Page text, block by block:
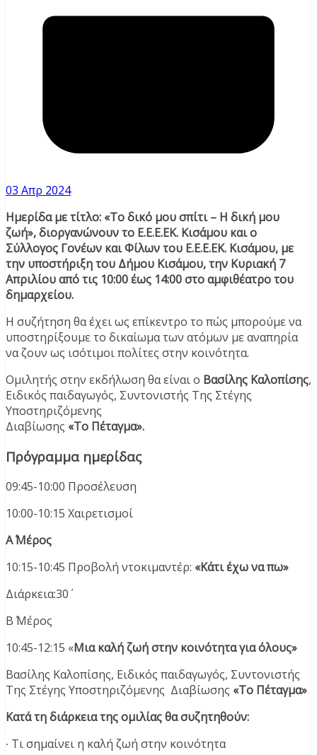
03 Απρ 2024
Ημερίδα με τίτλο: «Το δικό μου σπίτι – Η δική μου
ζωή», διοργανώνουν το Ε.Ε.Ε.ΕΚ. Κισάμου και ο
Σύλλογος Γονέων και Φίλων του Ε.Ε.Ε.ΕΚ. Κισάμου, με
την υποστήριξη του Δήμου Κισάμου, την Κυριακή 7
Απριλίου από τις 10:00 έως 14:00 στο αμφιθέατρο του
δημαρχείου.
Η συζήτηση θα έχει ως επίκεντρο το πώς μπορούμε να
υποστηρίξουμε το δικαίωμα των ατόμων με αναπηρία
να ζουν ως ισότιμοι πολίτες στην κοινότητα.
Ομιλητής στην εκδήλωση θα είναι ο Βασίλης Καλοπίσης,
Ειδικός παιδαγωγός, Συντονιστής Της Στέγης
Υποστηριζόμενης
Διαβίωσης «Το Πέταγμα».
Πρόγραμμα ημερίδας
09:45-10:00 Προσέλευση
10:00-10:15 Χαιρετισμοί
Α΄ Μέρος
10:15-10:45 Προβολή ντοκιμαντέρ: «Κάτι έχω να πω»
Διάρκεια:30΄
Β΄ Μέρος
10:45-12:15 «Μια καλή ζωή στην κοινότητα για όλους»
Βασίλης Καλοπίσης, Ειδικός παιδαγωγός, Συντονιστής
Της Στέγης Υποστηριζόμενης Διαβίωσης «Το Πέταγμα»
Κατά τη διάρκεια της ομιλίας θα συζητηθούν:
∙ Τι σημαίνει η καλή ζωή στην κοινότητα